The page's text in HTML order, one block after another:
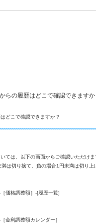
らの履歴はどこで確認できます
どこで確認できますか？
ては、以下の画面からご確認いただけま
は切り捨て、負の場合1円未満は切り上
価格調整額］-[履歴一覧]
金利調整額カレンダー］